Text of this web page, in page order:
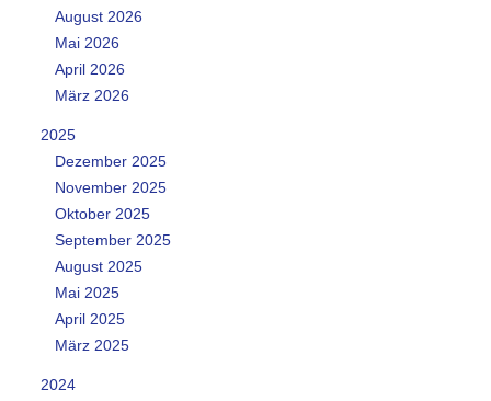
August 2026
Mai 2026
April 2026
März 2026
2025
Dezember 2025
November 2025
Oktober 2025
September 2025
August 2025
Mai 2025
April 2025
März 2025
2024